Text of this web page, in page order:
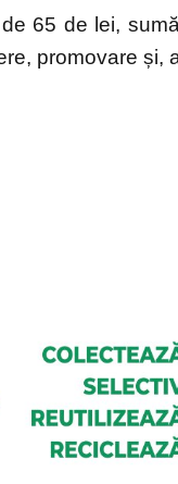
65 de lei,
promovare și,